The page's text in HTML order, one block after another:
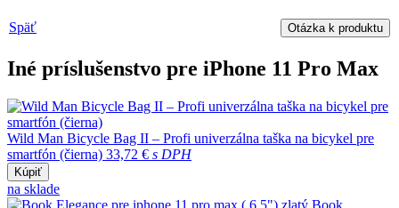
Späť Otázka k produktu
Iné príslušenstvo pre iPhone 11 Pro Max
Wild Man Bicycle Bag II – Profi univerzálna taška na bicykel pre
smartfón (čierna) 33,72 € s DPH
Kúpiť
na sklade
Book